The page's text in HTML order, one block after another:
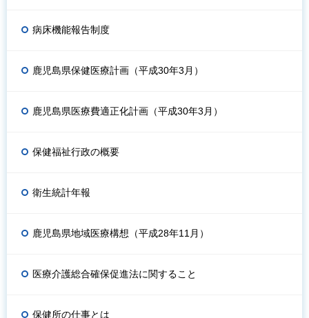
病床機能報告制度
鹿児島県保健医療計画（平成30年3月）
鹿児島県医療費適正化計画（平成30年3月）
保健福祉行政の概要
衛生統計年報
鹿児島県地域医療構想（平成28年11月）
医療介護総合確保促進法に関すること
保健所の仕事とは